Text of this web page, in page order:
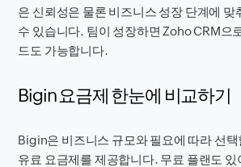
은 신뢰성은 물론 비즈니스 성장 단계에 맞
수 있습니다. 팀이 성장하면 Zoho CRM으
드도 가능합니다.
Bigin 요금제 한눈에 비교하기
Bigin은 비즈니스 규모와 필요에 따라 선택
유료 요금제를 제공합니다. 무료 플랜도 있